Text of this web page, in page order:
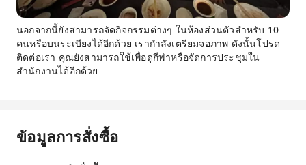
นอกจากนี้ยังสามารถจัดกิจกรรมต่างๆ ในห้องส่วนตัวสำหรับ 10
คนหรือบนระเบียงได้อีกด้วย เรากำลังเตรียมจอภาพ ดังนั้นโปรด
ติดต่อเรา คุณยังสามารถใช้เพื่อดูกีฬาหรือจัดการประชุมใน
สำนักงานได้อีกด้วย
ข้อมูลการสั่งซื้อ